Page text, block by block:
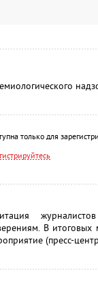
только для
В
(пресс-